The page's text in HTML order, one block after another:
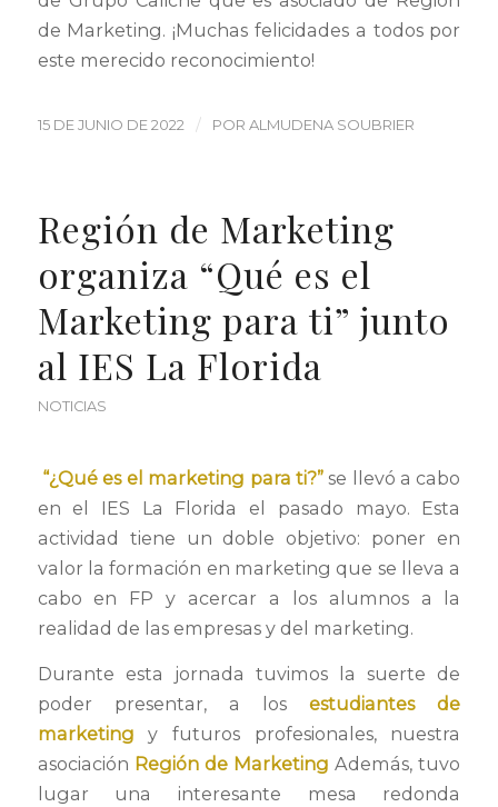
de Marketing. ¡Muchas felicidades a todos por
este merecido reconocimiento!
15 DE JUNIO DE 2022 / POR ALMUDENA SOUBRIER
Región de Marketing
organiza “Qué es el
Marketing para ti” junto
al IES La Florida
NOTICIAS
“¿Qué es el marketing para ti?”se llevó a cabo
en el IES La Florida el pasado mayo. Esta
actividad tiene un doble objetivo: poner en
valor la formación en marketing que se lleva a
cabo en FP y acercar a los alumnos a la
realidad de las empresas y del marketing.
Durante esta jornada tuvimos la suerte de
poder presentar, a losestudiantes de
marketing y futuros profesionales, nuestra
asociación Región de Marketing Además, tuvo
lugar una interesante mesa redonda